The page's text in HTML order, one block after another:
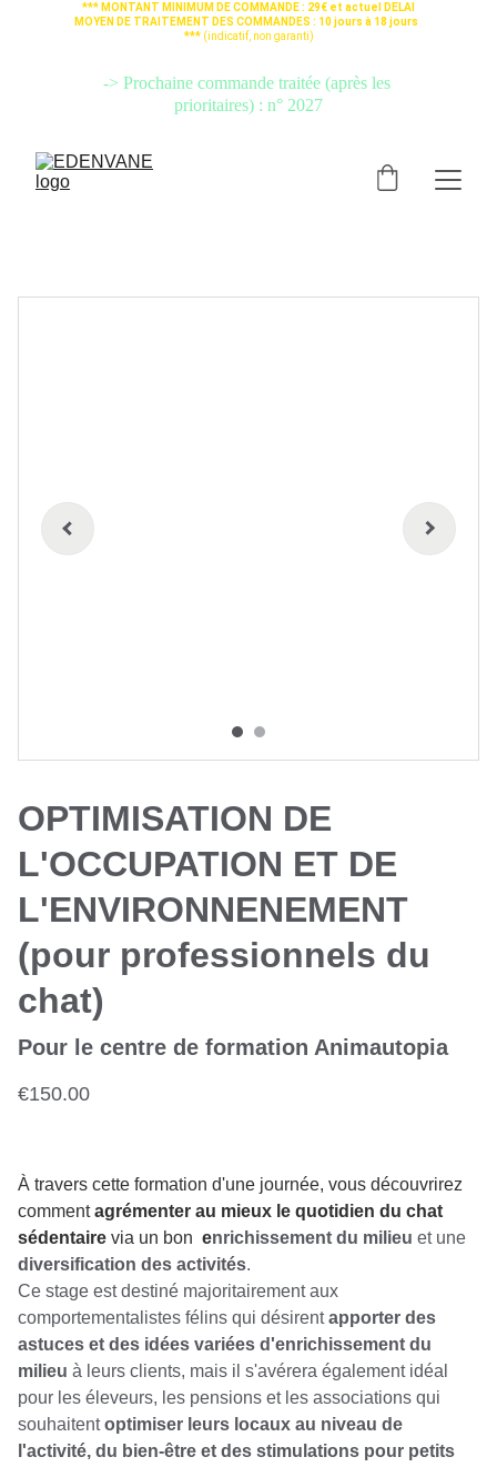
*** MONTANT MINIMUM DE COMMANDE : 29€ et actuel DELAI
MOYEN DE TRAITEMENT DES COMMANDES : 10 jours à 18 jours
*** (indicatif, non garanti)
-> Prochaine commande traitée (après les
prioritaires) : n° 2027
OPTIMISATION DE
L'OCCUPATION ET DE
L'ENVIRONNENEMENT
(pour professionnels du
chat)
Pour le centre de formation Animautopia
€150.00
À travers cette formation d'une journée, vous découvrirez
commentagrémenter au mieux le quotidien du chat
sédentaire via un bon enrichissement du milieu et une
diversification des activités.
Ce stage est destiné majoritairement aux
comportementalistes félins qui désirentapporter des
astuces et des idées variées d'enrichissement du
milieu à leurs clients, mais il s'avérera également idéal
pour les éleveurs, les pensions et les associations qui
souhaitentoptimiser leurs locaux au niveau de
l'activité, du bien-être et des stimulations pour petits